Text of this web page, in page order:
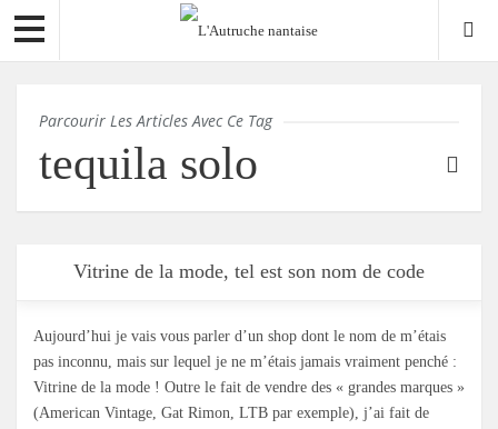
Parcourir Les Articles Avec Ce Tag
tequila solo
Vitrine de la mode, tel est son nom de code
Aujourd’hui je vais vous parler d’un shop dont le nom de m’étais
pas inconnu, mais sur lequel je ne m’étais jamais vraiment penché :
Vitrine de la mode ! Outre le fait de vendre des « grandes marques »
(American Vintage, Gat Rimon, LTB par exemple), j’ai fait de